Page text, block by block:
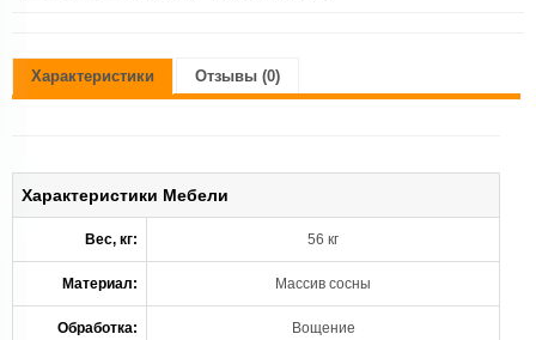
Характеристики Отзывы (0)
Характеристики Мебели
Вес, кг: 56 кг
Материал: Массив сосны
Обработка: Вощение